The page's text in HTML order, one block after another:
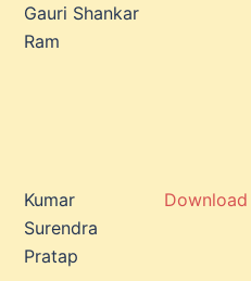
Gauri Shankar
Ram
Kumar
Surendra
Pratap
Download